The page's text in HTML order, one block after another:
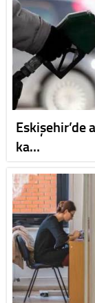
Eskişehir’de
ka…